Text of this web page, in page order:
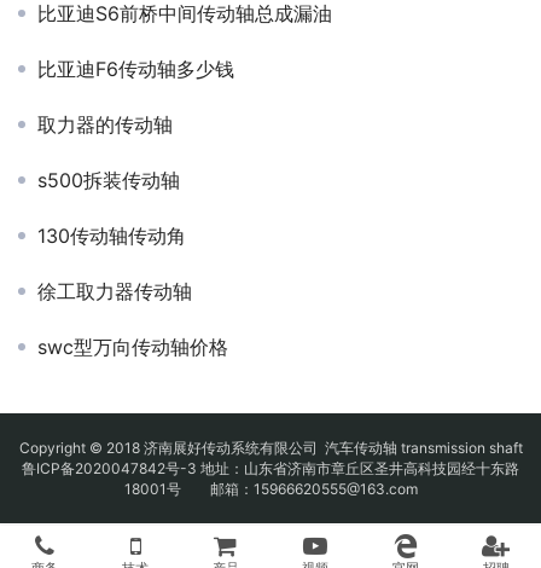
比亚迪S6前桥中间传动轴总成漏油
比亚迪F6传动轴多少钱
取力器的传动轴
s500拆装传动轴
130传动轴传动角
徐工取力器传动轴
swc型万向传动轴价格
Copyright © 2018 济南展好传动系统有限公司 汽车传动轴 transmission shaft
鲁ICP备2020047842号-3 地址：山东省济南市章丘区圣井高科技园经十东路
18001号 邮箱：15966620555@163.com